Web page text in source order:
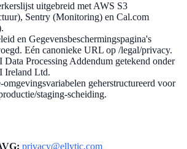
uitgebreid met AWS S3
Sentry (Monitoring) en Cal.com
en Gegevensbeschermingspagina's
Eén canonieke URL op /legal/privacy.
Data Processing Addendum getekend onder
Ireland Ltd.
omgevingsvariabelen geherstructureerd voor
staging-scheiding.
: privacy@ellytic.com